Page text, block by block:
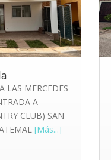
LAS MERCEDES
A
CLUB) SAN
[Más...]